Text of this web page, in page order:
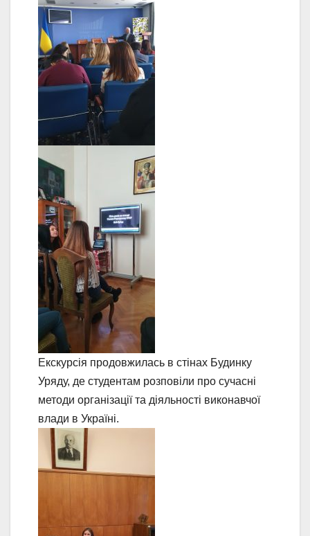
Екскурсія продовжилась в стінах Будинку
Уряду, де студентам розповіли про сучасні
методи організації та діяльності виконавчої
влади в Україні.